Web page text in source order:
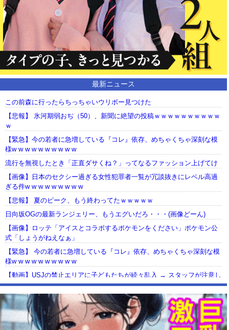
最新ニュース
この前森に行ったらちっちゃいウリボー見つけた
【悲報】 氷河期弱おぢ（50）、新聞に絶望の投稿ｗｗｗｗｗｗｗｗｗｗ
ｗ
【緊急】今の若者に急増している『コレ』依存、めちゃくちゃ深刻な模
様w w w w w w w w w w
流行を無視したとき「正直ダサくね？」ってなるファッション上げてけ
【画像】日本のセクシー過ぎる女性犯罪者一覧が冗談抜きにレベル高過
ぎる件w w w w w w w w w
【悲報】 夏のピーク、もう終わってたｗｗｗｗｗ
日向坂OGの最新ランジェリー、もうエグいだろ・・・(画像どーん)
【画像】ロッテ「アイスとコラボするポケモンをください」ポケモン公
式「しょうがねえなぁ」
【緊急】 今の若者に急増している『コレ』依存、めちゃくちゃ深刻な模
様w w w w w w w w w w
【動画】USJの禁止エリアに子どもたちが続々乱入 → スタッフが注意し
ても止まらない事態に
Powered by livedoor 相互RSS